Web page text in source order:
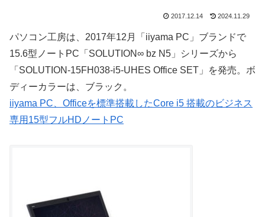
2017.12.14 2024.11.29
パソコン工房は、2017年12月「iiyama PC」ブランドで
15.6型ノートPC「SOLUTION∞ bz N5」シリーズから
「SOLUTION-15FH038-i5-UHES Office SET」を発売。ボ
ディーカラーは、ブラック。
iiyama PC、Officeを標準搭載したCore i5 搭載のビジネス
専用15型フルHDノートPC